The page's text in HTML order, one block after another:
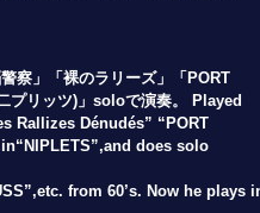
察」「裸のラリーズ」「PORT
プリッツ)」soloで演奏。 Played
Rallizes Dénudés” “PORT
does solo
from 60’s. Now he plays